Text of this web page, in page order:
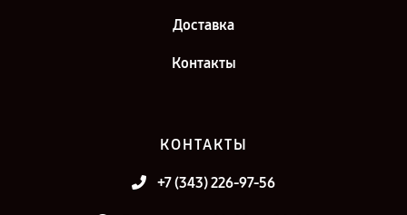
Доставка
Контакты
КОНТАКТЫ
+7 (343) 226-97-56